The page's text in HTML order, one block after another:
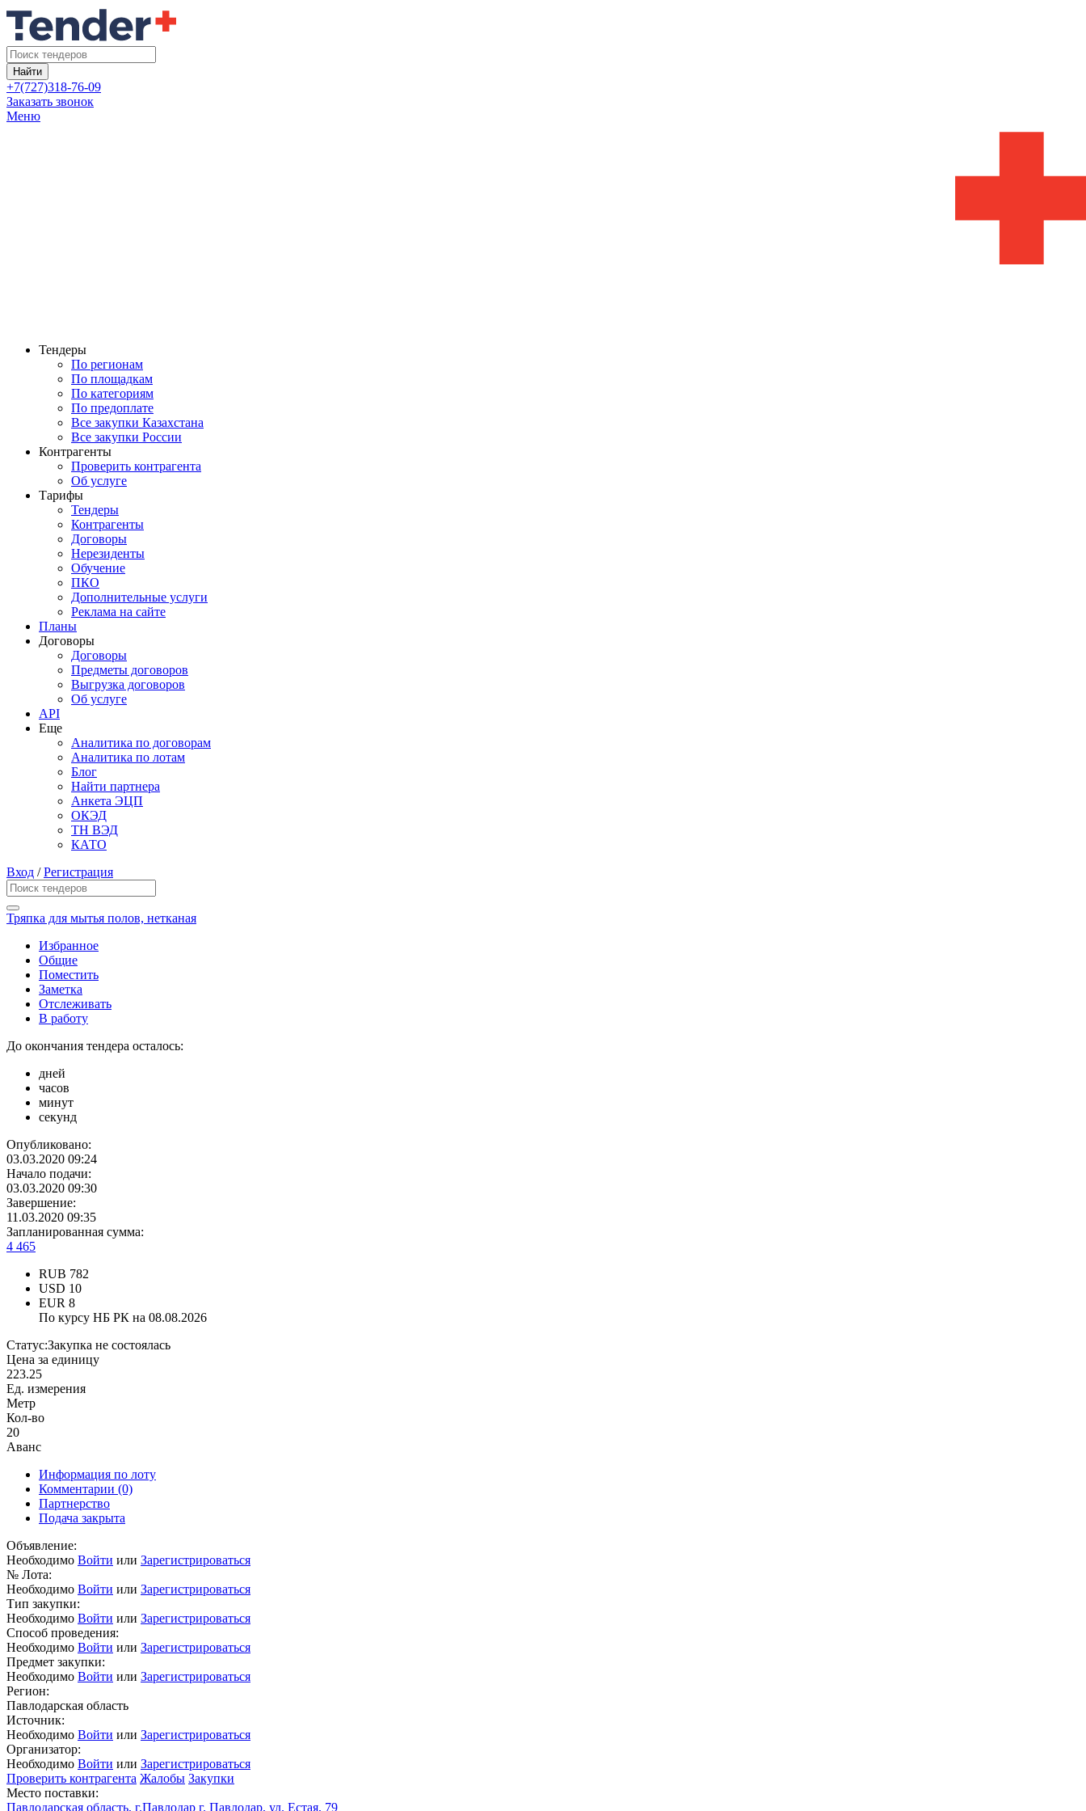
Найти
+7(727)318-76-09
Заказать звонок
Меню
Тендеры
По регионам
По площадкам
По категориям
По предоплате
Все закупки Казахстана
Все закупки России
Контрагенты
Проверить контрагента
Об услуге
Тарифы
Тендеры
Контрагенты
Договоры
Нерезиденты
Обучение
ПКО
Дополнительные услуги
Реклама на сайте
Планы
Договоры
Договоры
Предметы договоров
Выгрузка договоров
Об услуге
API
Еще
Аналитика по договорам
Аналитика по лотам
Блог
Найти партнера
Анкета ЭЦП
ОКЭД
ТН ВЭД
КАТО
Вход /Регистрация
Тряпка для мытья полов, нетканая
Избранное
Общие
Поместить
Заметка
Отслеживать
В работу
До окончания тендера осталось:
дней
часов
минут
секунд
Опубликовано:
03.03.2020 09:24
Начало подачи:
03.03.2020 09:30
Завершение:
11.03.2020 09:35
Запланированная сумма:
4 465
RUB 782
USD 10
EUR 8
По курсу НБ РК на 08.08.2026
Статус:Закупка не состоялась
Цена за единицу
223.25
Ед. измерения
Метр
Кол-во
20
Аванс
Информация по лоту
Комментарии (0)
Партнерство
Подача закрыта
Объявление:
Необходимо Войти или Зарегистрироваться
№ Лота:
Необходимо Войти или Зарегистрироваться
Тип закупки:
Необходимо Войти или Зарегистрироваться
Способ проведения:
Необходимо Войти или Зарегистрироваться
Предмет закупки:
Необходимо Войти или Зарегистрироваться
Регион:
Павлодарская область
Источник:
Необходимо Войти или Зарегистрироваться
Организатор:
Необходимо Войти или Зарегистрироваться
Проверить контрагента Жалобы Закупки
Место поставки:
Павлодарская область, г.Павлодар г. Павлодар, ул. Естая, 79